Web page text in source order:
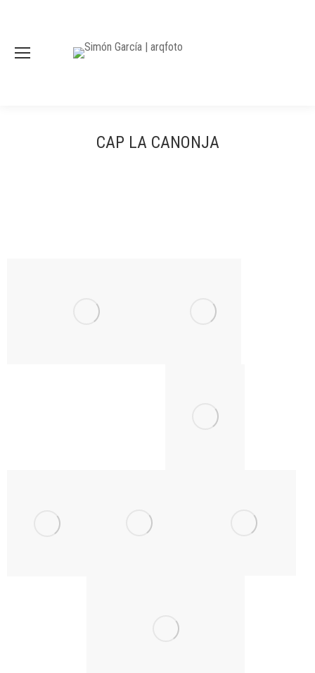
CAP LA CANONJA